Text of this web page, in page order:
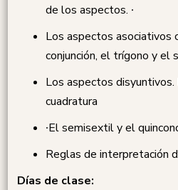
de los aspectos. ∙
Los aspectos asociativos
conjunción, el trígono y el
Los aspectos disyuntivos.
cuadratura
∙El semisextil y el
Reglas de interpretación
Días de clase: